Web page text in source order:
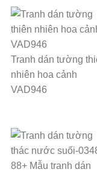
Tranh dán tường
nhiên hoa cảnh
VAD946
88+ Mẫu tranh dán